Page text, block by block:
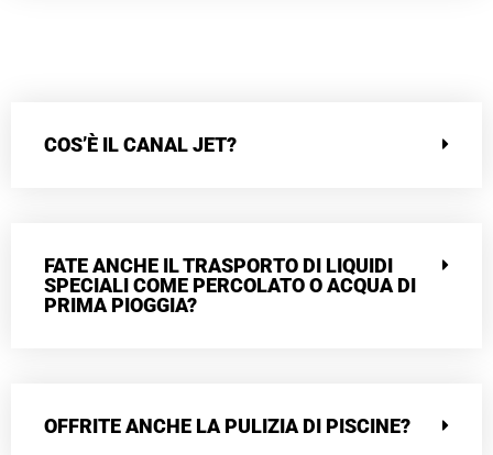
COS’È IL CANAL JET?
FATE ANCHE IL TRASPORTO DI LIQUIDI
SPECIALI COME PERCOLATO O ACQUA DI
PRIMA PIOGGIA?
OFFRITE ANCHE LA PULIZIA DI PISCINE?